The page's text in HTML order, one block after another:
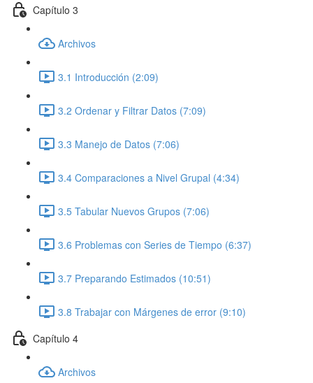
Capítulo 3
Archivos
3.1 Introducción (2:09)
3.2 Ordenar y Filtrar Datos (7:09)
3.3 Manejo de Datos (7:06)
3.4 Comparaciones a Nivel Grupal (4:34)
3.5 Tabular Nuevos Grupos (7:06)
3.6 Problemas con Series de Tiempo (6:37)
3.7 Preparando Estimados (10:51)
3.8 Trabajar con Márgenes de error (9:10)
Capítulo 4
Archivos